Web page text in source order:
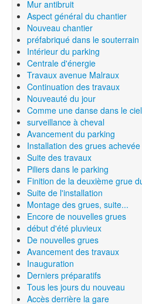
Mur antibruit
Aspect général du chantier
Nouveau chantier
préfabriqué dans le souterrain
Intérieur du parking
Centrale d'énergie
Travaux avenue Malraux
Continuation des travaux
Nouveauté du jour
Comme une danse dans le ciel
surveillance à cheval
Avancement du parking
Installation des grues achevée
Suite des travaux
Piliers dans le parking
Finition de la deuxième grue
Suite de l'installation
Montage des grues, suite...
Encore de nouvelles grues
début d'été pluvieux
De nouvelles grues
Avancement des travaux
Inauguration
Derniers préparatifs
Tous les jours du nouveau
Accès derrière la gare